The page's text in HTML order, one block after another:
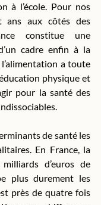
à l’école. Pour nos
ans aux côtés des
constitue une
cadre enfin à la
a toute
physique et
pour la santé des
de santé les
En France, la
d’euros de
plus durement les
près de quatre fois